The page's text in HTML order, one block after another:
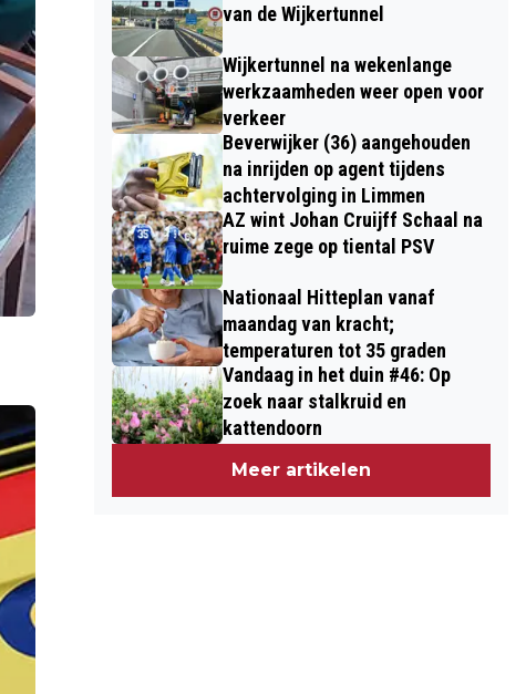
van de Wijkertunnel
Wijkertunnel na wekenlange
werkzaamheden weer open voor
verkeer
Beverwijker (36) aangehouden
na inrijden op agent tijdens
achtervolging in Limmen
AZ wint Johan Cruijff Schaal na
ruime zege op tiental PSV
Nationaal Hitteplan vanaf
maandag van kracht;
temperaturen tot 35 graden
Vandaag in het duin #46: Op
zoek naar stalkruid en
kattendoorn
Meer artikelen